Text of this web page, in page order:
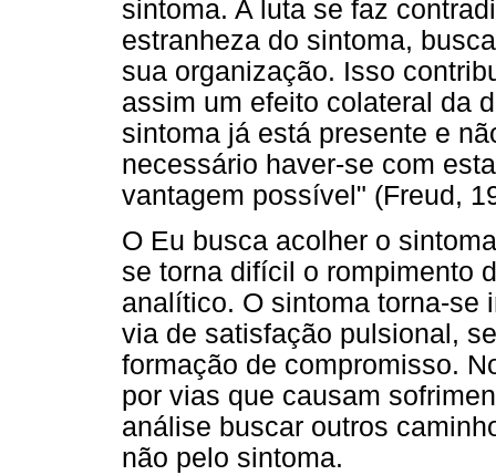
sintoma. A luta se faz
estranheza do sintoma,
sua organização. Isso
assim um efeito colateral da
sintoma já está presente e
necessário haver-se com
vantagem possível" (Freud,
O Eu busca acolher o
se torna difícil o rompimento
analítico. O sintoma torna-se
via de satisfação pulsional,
formação de compromisso.
por vias que causam
análise buscar outros
não pelo sintoma.